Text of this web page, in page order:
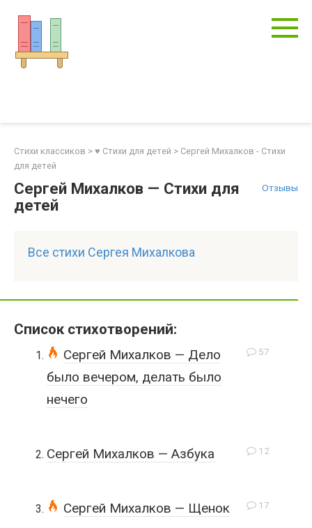
контенту
Стихи классиков > ♥ Стихи для детей > Сергей Михалков - Стихи
для детей
Отзывы
Сергей Михалков — Стихи для
детей
Все стихи Сергея Михалкова
Список стихотворений:
57
Сергей Михалков — Дело
было вечером, делать было
нечего
12
Сергей Михалков — Азбука
17
Сергей Михалков — Щенок